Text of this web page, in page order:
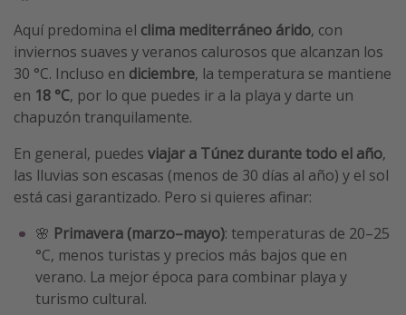
Aquí predomina el clima mediterráneo árido, con
inviernos suaves y veranos calurosos que alcanzan los
30 °C. Incluso en diciembre, la temperatura se mantiene
en 18 °C, por lo que puedes ir a la playa y darte un
chapuzón tranquilamente.
En general, puedes viajar a Túnez durante todo el año,
las lluvias son escasas (menos de 30 días al año) y el sol
está casi garantizado. Pero si quieres afinar:
🌸 Primavera (marzo–mayo): temperaturas de 20–25
°C, menos turistas y precios más bajos que en
verano. La mejor época para combinar playa y
turismo cultural.